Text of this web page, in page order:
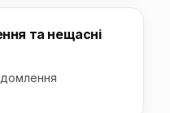
та нещасні